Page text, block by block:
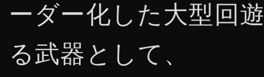
ーダー化した大型回
る武器として、